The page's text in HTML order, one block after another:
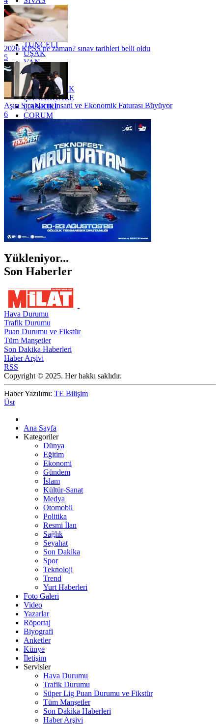
SİİRT
TEKİRDAĞ
TOKAT
TRABZON
TUNCELİ
UŞAK
VAN
YALOVA
YOZGAT
ZONGULDAK
ÇANAKKALE
ÇANKIRI
ÇORUM
İSTANBUL
İZMİR
ŞANLIURFA
ŞIRNAK
2026 KPSS ne zaman? sınav tarihleri belli oldu
5
Aşırı Sıcakların İnsani ve Ekonomik Faturası Büyüyor
6
Yükleniyor...
Son Haberler
Hava Durumu
Trafik Durumu
Puan Durumu ve Fikstür
Tüm Manşetler
Son Dakika Haberleri
Haber Arşivi
RSS
Copyright © 2025. Her hakkı saklıdır.
Haber Yazılımı: TE Bilişim
Üst
Ana Sayfa
Kategoriler
Dünya
Eğitim
Ekonomi
Gündem
İslam
Kültür-Sanat
Medya
Otomobil
Politika
Resmi İlan
Sağlık
Seyahat
Son Dakika
Spor
Teknoloji
Trend
Yurt Haberleri
Foto Galeri
Video
Yazarlar
Röportaj
Biyografi
Anketler
Künye
İletişim
Servisler
Hava Durumu
Trafik Durumu
Süper Lig Puan Durumu ve Fikstür
Tüm Manşetler
Son Dakika Haberleri
Haber Arşivi